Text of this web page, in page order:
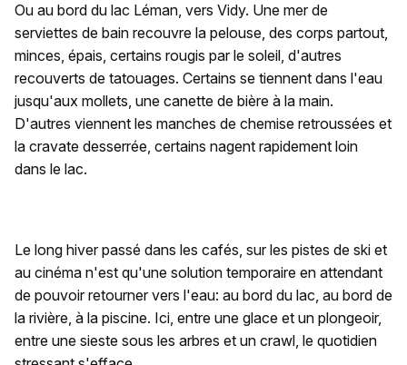
Ou au bord du lac Léman, vers Vidy. Une mer de
serviettes de bain recouvre la pelouse, des corps partout,
minces, épais, certains rougis par le soleil, d'autres
recouverts de tatouages. Certains se tiennent dans l'eau
jusqu'aux mollets, une canette de bière à la main.
D'autres viennent les manches de chemise retroussées et
la cravate desserrée, certains nagent rapidement loin
dans le lac.
Le long hiver passé dans les cafés, sur les pistes de ski et
au cinéma n'est qu'une solution temporaire en attendant
de pouvoir retourner vers l'eau: au bord du lac, au bord de
la rivière, à la piscine. Ici, entre une glace et un plongeoir,
entre une sieste sous les arbres et un crawl, le quotidien